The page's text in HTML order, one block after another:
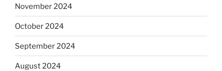
November 2024
October 2024
September 2024
August 2024